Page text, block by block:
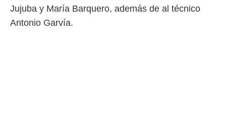
Jujuba y María Barquero, además de al técnico
Antonio Garvía.